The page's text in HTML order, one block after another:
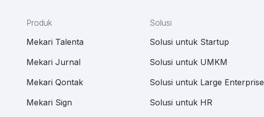
Produk
Mekari Talenta
Mekari Jurnal
Mekari Qontak
Mekari Sign
Solusi
Solusi untuk Startup
Solusi untuk UMKM
Solusi untuk Large Enterprise
Solusi untuk HR